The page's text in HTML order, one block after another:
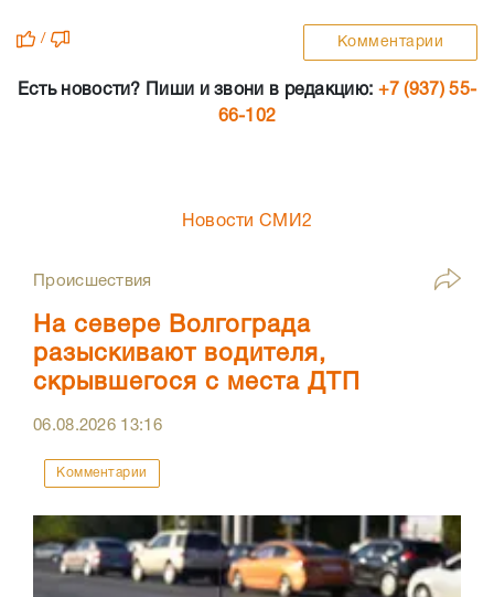
/ Комментарии
Есть новости? Пиши и звони в редакцию: +7 (937) 55-
66-102
Новости СМИ2
Происшествия
На севере Волгограда
разыскивают водителя,
скрывшегося с места ДТП
06.08.2026 13:16
Комментарии